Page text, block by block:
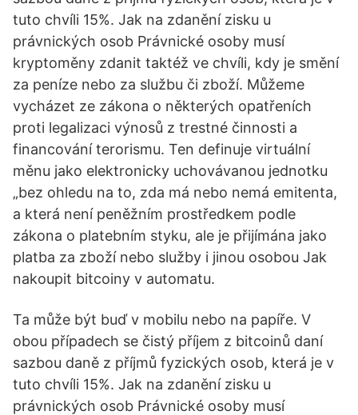
tuto chvíli 15%. Jak na zdanění zisku u
právnických osob Právnické osoby musí
kryptoměny zdanit taktéž ve chvíli, kdy je smění
za peníze nebo za službu či zboží. Můžeme
vycházet ze zákona o některých opatřeních
proti legalizaci výnosů z trestné činnosti a
financování terorismu. Ten definuje virtuální
měnu jako elektronicky uchovávanou jednotku
„bez ohledu na to, zda má nebo nemá emitenta,
a která není peněžním prostředkem podle
zákona o platebním styku, ale je přijímána jako
platba za zboží nebo služby i jinou osobou Jak
nakoupit bitcoiny v automatu.
Ta může být buď v mobilu nebo na papíře. V
obou případech se čistý příjem z bitcoinů daní
sazbou daně z příjmů fyzických osob, která je v
tuto chvíli 15%. Jak na zdanění zisku u
právnických osob Právnické osoby musí